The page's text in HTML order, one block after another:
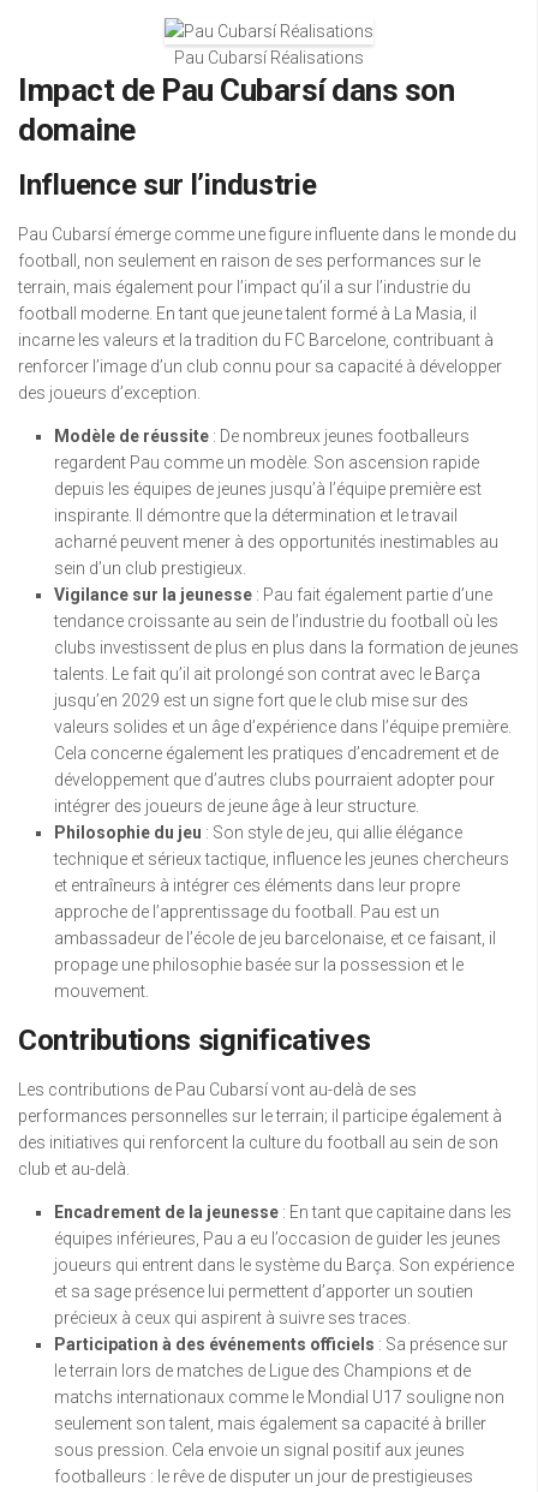
Pau Cubarsí Réalisations
Impact de Pau Cubarsí dans son
domaine
Influence sur l’industrie
Pau Cubarsí émerge comme une figure influente dans le monde du
football, non seulement en raison de ses performances sur le
terrain, mais également pour l’impact qu’il a sur l’industrie du
football moderne. En tant que jeune talent formé à La Masia, il
incarne les valeurs et la tradition du FC Barcelone, contribuant à
renforcer l’image d’un club connu pour sa capacité à développer
des joueurs d’exception.
Modèle de réussite : De nombreux jeunes footballeurs
regardent Pau comme un modèle. Son ascension rapide
depuis les équipes de jeunes jusqu’à l’équipe première est
inspirante. Il démontre que la détermination et le travail
acharné peuvent mener à des opportunités inestimables au
sein d’un club prestigieux.
Vigilance sur la jeunesse : Pau fait également partie d’une
tendance croissante au sein de l’industrie du football où les
clubs investissent de plus en plus dans la formation de jeunes
talents. Le fait qu’il ait prolongé son contrat avec le Barça
jusqu’en 2029 est un signe fort que le club mise sur des
valeurs solides et un âge d’expérience dans l’équipe première.
Cela concerne également les pratiques d’encadrement et de
développement que d’autres clubs pourraient adopter pour
intégrer des joueurs de jeune âge à leur structure.
Philosophie du jeu : Son style de jeu, qui allie élégance
technique et sérieux tactique, influence les jeunes chercheurs
et entraîneurs à intégrer ces éléments dans leur propre
approche de l’apprentissage du football. Pau est un
ambassadeur de l’école de jeu barcelonaise, et ce faisant, il
propage une philosophie basée sur la possession et le
mouvement.
Contributions significatives
Les contributions de Pau Cubarsí vont au-delà de ses
performances personnelles sur le terrain; il participe également à
des initiatives qui renforcent la culture du football au sein de son
club et au-delà.
Encadrement de la jeunesse : En tant que capitaine dans les
équipes inférieures, Pau a eu l’occasion de guider les jeunes
joueurs qui entrent dans le système du Barça. Son expérience
et sa sage présence lui permettent d’apporter un soutien
précieux à ceux qui aspirent à suivre ses traces.
Participation à des événements officiels : Sa présence sur
le terrain lors de matches de Ligue des Champions et de
matchs internationaux comme le Mondial U17 souligne non
seulement son talent, mais également sa capacité à briller
sous pression. Cela envoie un signal positif aux jeunes
footballeurs : le rêve de disputer un jour de prestigieuses